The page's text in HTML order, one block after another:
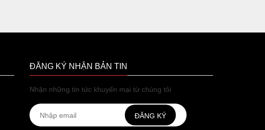
ĐĂNG KÝ NHẬN BẢN TIN
Nhận những tin tức khuyến mại từ chúng tôi
ĐĂNG KÝ